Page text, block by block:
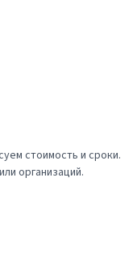
стоимость и сроки.
организаций.